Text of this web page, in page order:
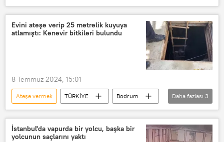
Yangın
Yangın söndürme
Evini ateşe verip 25 metrelik kuyuya
atlamıştı: Kenevir bitkileri bulundu
8 Temmuz 2024, 15:01
Ateşe vermek TÜRKİYE
Bodrum
Ev
Kenevir kenevir üretimi
Daha fazlası 3
İstanbul'da vapurda bir yolcu, başka bir
yolcunun saçlarını yaktı